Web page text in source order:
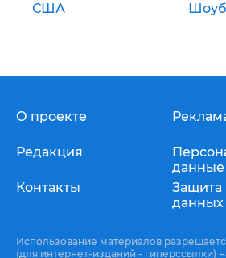
США
О проекте
Редакция
Контакты
данные
Защита
данных
Использование материалов
(для интернет-изданий - гиперссылки)